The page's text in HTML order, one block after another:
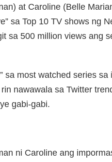
at Caroline (Belle
sa Top 10 TV shows ng
sa 500 million views ang
sa most watched series sa
nawawala sa Twitter
gabi-gabi.
ni Caroline ang